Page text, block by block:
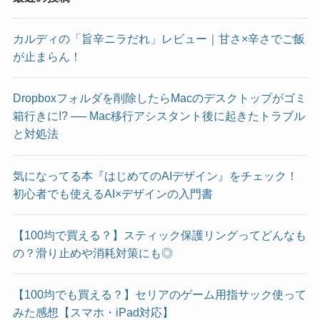
カルディの「旨辛ニラだれ」レビュー｜甘さ×辛さでご飯
が止まらん！
Dropboxフォルダを削除したらMacのデスクトップがゴミ
箱行きに!? ── Mac移行アシスタント後に起きたトラブル
と対処法
気になってる本『はじめてのAIデザイン』をチェック！
初心者でも使えるAI×デザインの入門書
【100均で買える？】スティック保護リングってどんなも
の？滑り止めや消耗対策にも◎
【100均でも買える？】セリアのゲーム用指サック使って
みた感想【スマホ・iPad対応】